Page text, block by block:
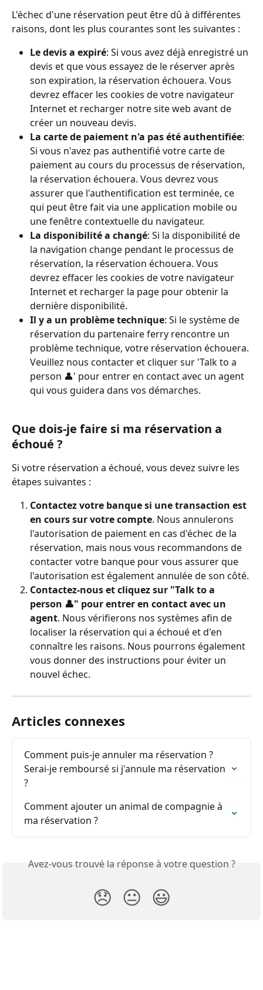
L'échec d'une réservation peut être dû à différentes
raisons, dont les plus courantes sont les suivantes :
Le devis a expiré: Si vous avez déjà enregistré un
devis et que vous essayez de le réserver après
son expiration, la réservation échouera. Vous
devrez effacer les cookies de votre navigateur
Internet et recharger notre site web avant de
créer un nouveau devis.
La carte de paiement n'a pas été authentifiée:
Si vous n'avez pas authentifié votre carte de
paiement au cours du processus de réservation,
la réservation échouera. Vous devrez vous
assurer que l'authentification est terminée, ce
qui peut être fait via une application mobile ou
une fenêtre contextuelle du navigateur.
La disponibilité a changé: Si la disponibilité de
la navigation change pendant le processus de
réservation, la réservation échouera. Vous
devrez effacer les cookies de votre navigateur
Internet et recharger la page pour obtenir la
dernière disponibilité.
Il y a un problème technique: Si le système de
réservation du partenaire ferry rencontre un
problème technique, votre réservation échouera.
Veuillez nous contacter et cliquer sur 'Talk to a
person 👤' pour entrer en contact avec un agent
qui vous guidera dans vos démarches.
Que dois-je faire si ma réservation a
échoué ?
Si votre réservation a échoué, vous devez suivre les
étapes suivantes :
Contactez votre banque si une transaction est
en cours sur votre compte. Nous annulerons
l'autorisation de paiement en cas d'échec de la
réservation, mais nous vous recommandons de
contacter votre banque pour vous assurer que
l'autorisation est également annulée de son côté.
Contactez-nous et cliquez sur "Talk to a
person 👤" pour entrer en contact avec un
agent. Nous vérifierons nos systèmes afin de
localiser la réservation qui a échoué et d'en
connaître les raisons. Nous pourrons également
vous donner des instructions pour éviter un
nouvel échec.
Articles connexes
Comment puis-je annuler ma réservation ?
Serai-je remboursé si j'annule ma réservation
?
Comment ajouter un animal de compagnie à
ma réservation ?
Avez-vous trouvé la réponse à votre question ?
😞 😐 😃